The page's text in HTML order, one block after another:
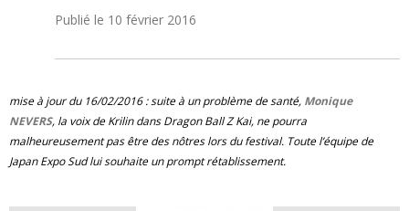
Publié le 10 février 2016
mise à jour du 16/02/2016 : suite à un problème de santé, Monique
NEVERS, la voix de Krilin dans Dragon Ball Z Kai, ne pourra
malheureusement pas être des nôtres lors du festival. Toute l’équipe de
Japan Expo Sud lui souhaite un prompt rétablissement.